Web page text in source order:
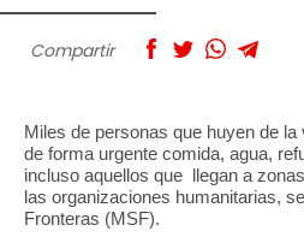
Compartir
Miles de personas que huyen de
de forma urgente comida, agua,
incluso aquellos que llegan a
las organizaciones humanitarias,
Fronteras (MSF).